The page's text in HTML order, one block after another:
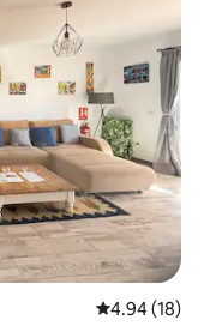
レビュー18
4.94 (18)